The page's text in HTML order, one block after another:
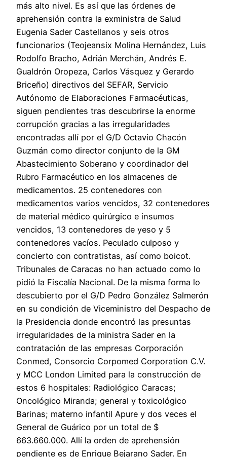
más alto nivel. Es así que las órdenes de
aprehensión contra la exministra de Salud
Eugenia Sader Castellanos y seis otros
funcionarios (Teojeansix Molina Hernández, Luis
Rodolfo Bracho, Adrián Merchán, Andrés E.
Gualdrón Oropeza, Carlos Vásquez y Gerardo
Briceño) directivos del SEFAR, Servicio
Autónomo de Elaboraciones Farmacéuticas,
siguen pendientes tras descubrirse la enorme
corrupción gracias a las irregularidades
encontradas allí por el G/D Octavio Chacón
Guzmán como director conjunto de la GM
Abastecimiento Soberano y coordinador del
Rubro Farmacéutico en los almacenes de
medicamentos. 25 contenedores con
medicamentos varios vencidos, 32 contenedores
de material médico quirúrgico e insumos
vencidos, 13 contenedores de yeso y 5
contenedores vacíos. Peculado culposo y
concierto con contratistas, así como boicot.
Tribunales de Caracas no han actuado como lo
pidió la Fiscalía Nacional. De la misma forma lo
descubierto por el G/D Pedro González Salmerón
en su condición de Viceministro del Despacho de
la Presidencia donde encontró las presuntas
irregularidades de la ministra Sader en la
contratación de las empresas Corporación
Conmed, Consorcio Corpomed Corporation C.V.
y MCC London Limited para la construcción de
estos 6 hospitales: Radiológico Caracas;
Oncológico Miranda; general y toxicológico
Barinas; materno infantil Apure y dos veces el
General de Guárico por un total de $
663.660.000. Allí la orden de aprehensión
pendiente es de Enrique Bejarano Sader. En